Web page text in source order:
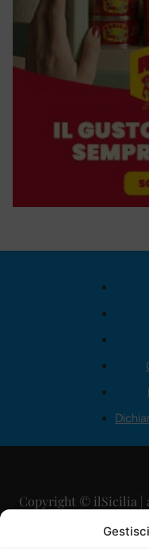
Copyright © ilSicilia |